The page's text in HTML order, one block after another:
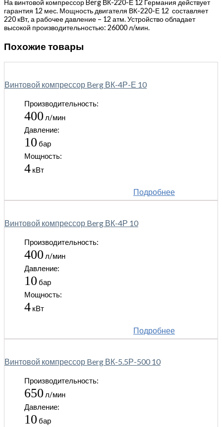
На винтовой компрессор Berg ВК-220-Е 12 Германия действует
гарантия 12 мес. Мощность двигателя ВК-220-Е 12 составляет
220 кВт, а рабочее давление – 12 атм. Устройство обладает
высокой производительностью: 26000 л/мин.
Похожие товары
Винтовой компрессор Berg ВК-4Р-Е 10
Производительность:
400 л/мин
Давление:
10 бар
Мощность:
4 кВт
Подробнее
Винтовой компрессор Berg ВК-4Р 10
Производительность:
400 л/мин
Давление:
10 бар
Мощность:
4 кВт
Подробнее
Винтовой компрессор Berg ВК-5.5Р-500 10
Производительность:
650 л/мин
Давление:
10 бар